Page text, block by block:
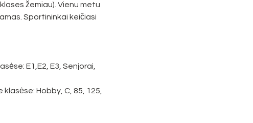
žemiau). Vienu metu
Sportininkai keičiasi
E1,E2, E3, Senjorai,
Hobby, C, 85, 125,